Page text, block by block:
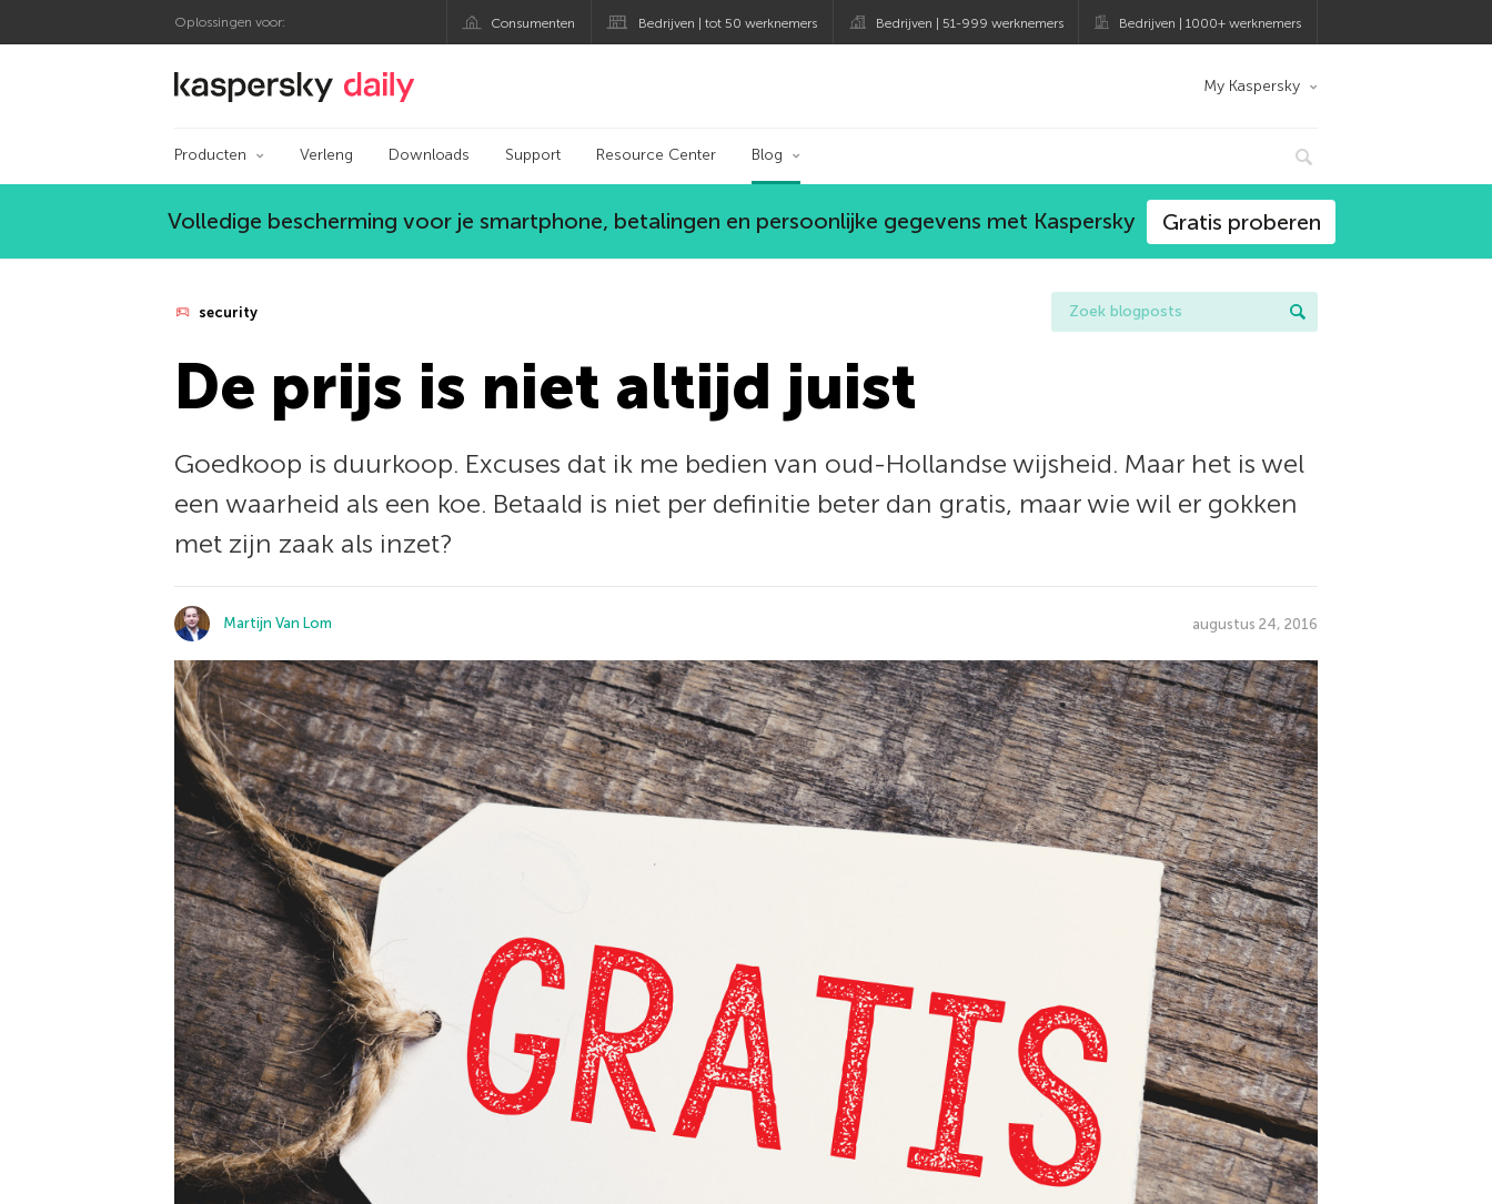
Oplossingen voor: Consumenten Bedrijven | tot 50 werknemers Bedrijven | 51-999 werknemers Bedrijven | 1000+ werknemers
Kaspersky official blog My Kaspersky
Producten Verleng Downloads Support Resource Center Blog
Volledige bescherming voor je smartphone, betalingen en persoonlijke gegevens met Kaspersky Gratis proberen
security
De prijs is niet altijd juist
Goedkoop is duurkoop. Excuses dat ik me bedien van oud-Hollandse wijsheid. Maar het is wel
een waarheid als een koe. Betaald is niet per definitie beter dan gratis, maar wie wil er gokken
met zijn zaak als inzet?
Martijn Van Lom augustus 24, 2016